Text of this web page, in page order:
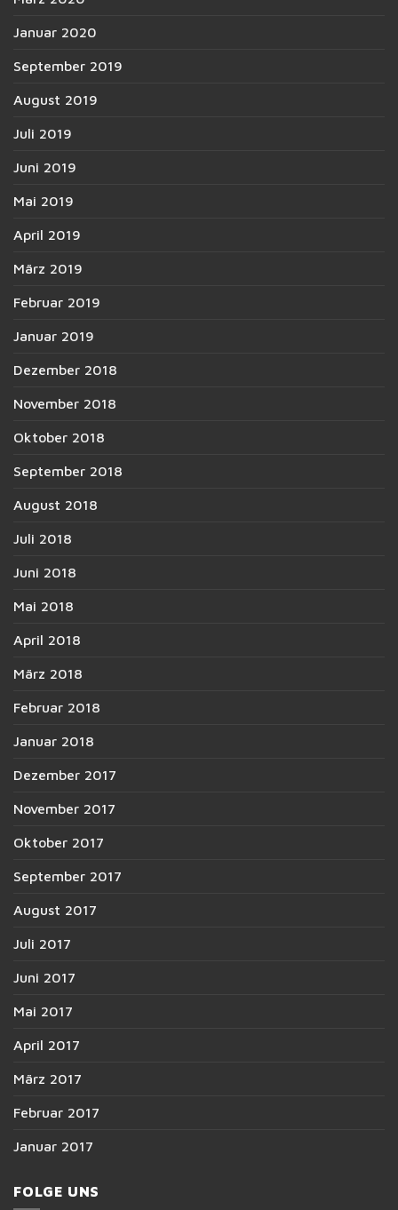
Januar 2020
September 2019
August 2019
Juli 2019
Juni 2019
Mai 2019
April 2019
März 2019
Februar 2019
Januar 2019
Dezember 2018
November 2018
Oktober 2018
September 2018
August 2018
Juli 2018
Juni 2018
Mai 2018
April 2018
März 2018
Februar 2018
Januar 2018
Dezember 2017
November 2017
Oktober 2017
September 2017
August 2017
Juli 2017
Juni 2017
Mai 2017
April 2017
März 2017
Februar 2017
Januar 2017
FOLGE UNS